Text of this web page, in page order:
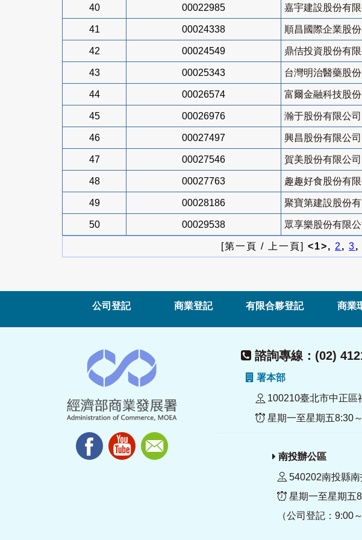
40 00022985 嘉宇建設股份有限
41 00024338 順昌國際企業股
42 00024549 鼎佶投資股份有限
43 00025343 台灣明治醫藥股
44 00026574 富爾金融科技股
45 00026976 瀚于股份有限公司
46 00027497 興昌股份有限公司
47 00027546 賀美股份有限公司
48 00027763 趣趣好食股份有限
49 00028186 聚寶第建設股份有
50 00029538 眾享樂股份有限公
[第一頁 / 上一頁] <1>, 2, 3,
公司登記 商業登記 有限合夥登記 商業
諮詢專線：(02)
署本部
100210臺北市中正區
星期一至星期五8:30
南投辦公區
540202南投縣
星期一至星期五
（公司登記：9:00